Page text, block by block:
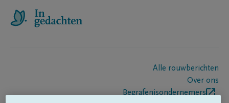
Alle rouwberichten
Over ons
Begrafenisondernemers